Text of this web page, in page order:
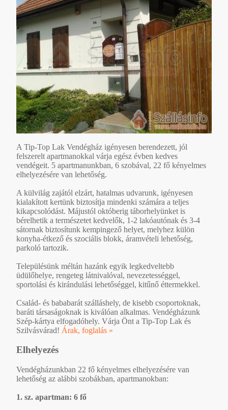
A Tip-Top Lak Vendégház igényesen berendezett, jól
felszerelt apartmanokkal várja egész évben kedves
vendégeit. 5 apartmanunkban, 6 szobával, 22 fő kényelmes
elhelyezésére van lehetőség.
A külvilág zajától elzárt, hatalmas udvarunk, igényesen
kialakított kertünk biztosítja mindenki számára a teljes
kikapcsolódást. Májustól októberig táborhelyünket is
bérelhetik a természetet kedvelők, 1-2 lakóautónak és 3-4
sátornak biztosítunk kempingező helyet, melyhez külön
konyha-étkező és szociális blokk, áramvételi lehetőség,
parkoló tartozik.
Településünk méltán hazánk egyik legkedveltebb
üdülőhelye, rengeteg látnivalóval, nevezetességgel,
sportolási és kirándulási lehetőséggel, kitűnő éttermekkel.
Család- és bababarát szálláshely, de kisebb csoportoknak,
baráti társaságoknak is kiválóan alkalmas. Vendégházunk
Szép-kártya elfogadóhely. Várja Önt a Tip-Top Lak és
Szilvásvárad! Árak, foglalás »
Elhelyezés
Vendégházunkban 22 fő kényelmes elhelyezésére van
lehetőség az alábbi szobákban, apartmanokban:
1. sz. apartman: 6 fő